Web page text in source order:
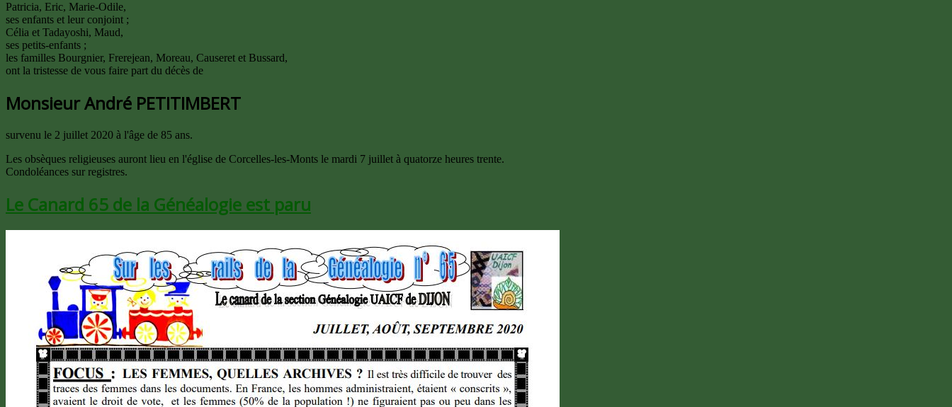
Patricia, Eric, Marie-Odile,
ses enfants et leur conjoint ;
Célia et Tadayoshi, Maud,
ses petits-enfants ;
les familles Bourgnier, Frerejean, Moreau, Causeret et Bussard,
ont la tristesse de vous faire part du décès de
Monsieur André PETITIMBERT
survenu le 2 juillet 2020 à l'âge de 85 ans.
Les obsèques religieuses auront lieu en l'église de Corcelles-les-Monts le mardi 7 juillet à quatorze heures trente.
Condoléances sur registres.
Le Canard 65 de la Généalogie est paru